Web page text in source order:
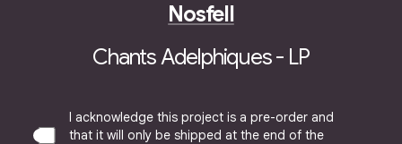
Nosfell
Chants Adelphiques - LP
I acknowledge this project is a pre-order and
that it will only be shipped at the end of the